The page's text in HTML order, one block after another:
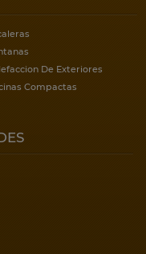
De Exteriores
Compactas